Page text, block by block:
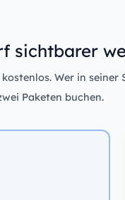
sichtbarer
Wer in seiner
Paketen buchen.